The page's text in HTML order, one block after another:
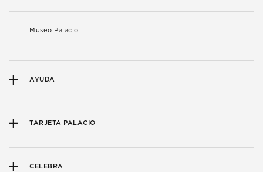
Museo Palacio
AYUDA
TARJETA PALACIO
CELEBRA